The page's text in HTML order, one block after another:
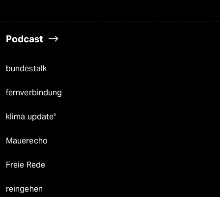
Podcast
bundestalk
fernverbindung
klima update°
Mauerecho
Freie Rede
reingehen